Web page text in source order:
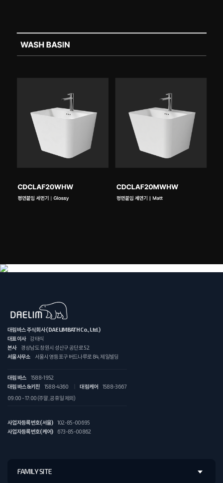
대림바스 주식회사 (DAELIMBATH Co., Ltd.)
대표이사
강태식
본사
경상남도 창원시 성산구 공단로 52
서울사무소
서울시 영등포구 버드나루로 84, 제일빌딩
대림 바스
1588-1952
대림 바스&키친
1588-4360 대림케어
1588-3667
09:00 - 17:00 (주말, 공휴일 제외)
사업자등록번호(서울)
102-85-00695
사업자등록번호(케어)
673-85-00862
FAMILY SITE